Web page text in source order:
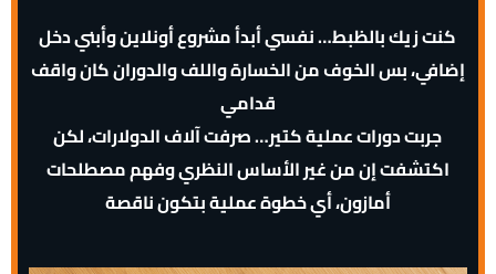
كنت زيك بالظبط… نفسي أبدأ مشروع أونلاين وأبني دخل
إضافي، بس الخوف من الخسارة واللف والدوران كان واقف
قدامي
جربت دورات عملية كتير… صرفت آلاف الدولارات، لكن
اكتشفت إن من غير الأساس النظري وفهم مصطلحات
أمازون، أي خطوة عملية بتكون ناقصة